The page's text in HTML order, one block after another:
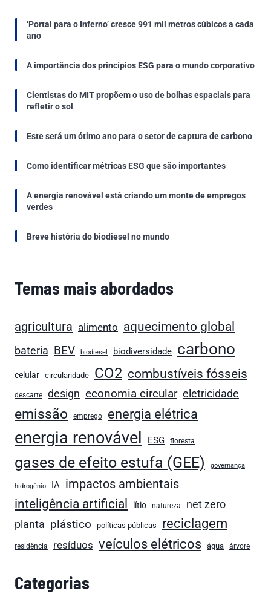
‘Portal para o Inferno’ cresce 991 mil metros cúbicos a cada
ano
A importância dos princípios ESG para o mundo corporativo
Cientistas do MIT propõem o uso de bolhas espaciais para
refletir o sol
Este será um ótimo ano para o setor de captura de carbono
Como identificar métricas ESG que são importantes
A energia renovável está criando um monte de empregos
verdes
Breve história do biodiesel no mundo
Temas mais abordados
agricultura alimento aquecimento global
bateria BEV biodiesel biodiversidade carbono
celular circularidade CO2 combustíveis fósseis
descarte design economia circular eletricidade
emissão emprego energia elétrica
energia renovável ESG floresta
gases de efeito estufa (GEE) governança
hidrogênio IA impactos ambientais
inteligência artificial lítio natureza net zero
planta plástico políticas públicas reciclagem
residência resíduos veículos elétricos água árvore
Categorias